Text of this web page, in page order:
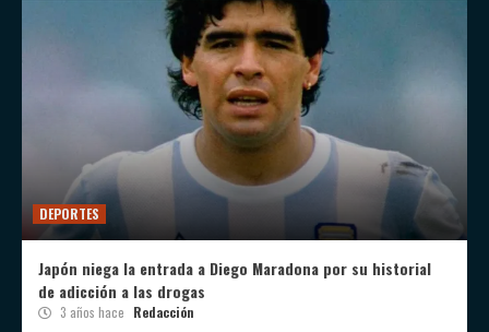
DEPORTES
Japón niega la entrada a Diego Maradona por su historial
de adicción a las drogas
3 años hace Redacción